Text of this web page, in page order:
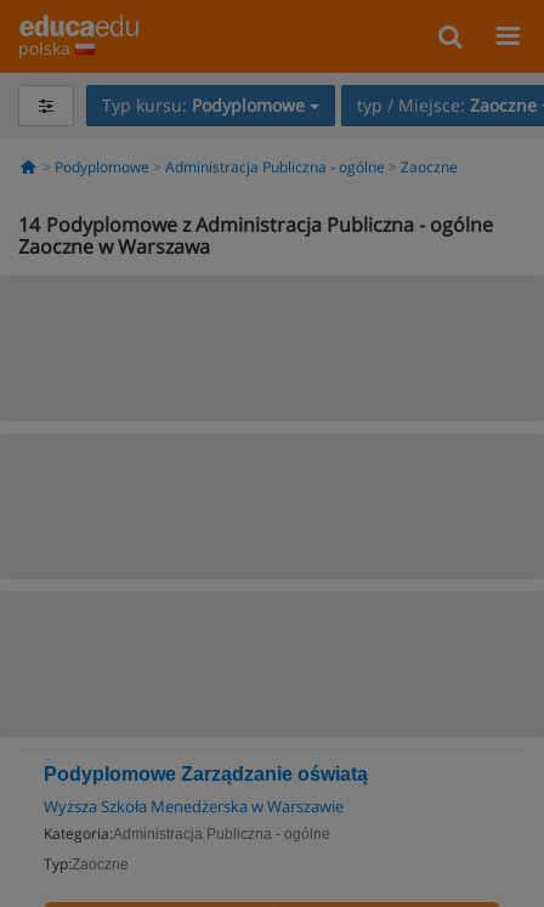
polska
Typ kursu: Podyplomowe typ / Miejsce: Zaoczne
Podyplomowe Administracja Publiczna - ogólne Zaoczne
14 Podyplomowe z Administracja Publiczna - ogólne
Zaoczne w Warszawa
Podyplomowe Zarządzanie oświatą
Wyższa Szkoła Menedżerska w Warszawie
Kategoria:Administracja Publiczna - ogólne
Typ:Zaoczne